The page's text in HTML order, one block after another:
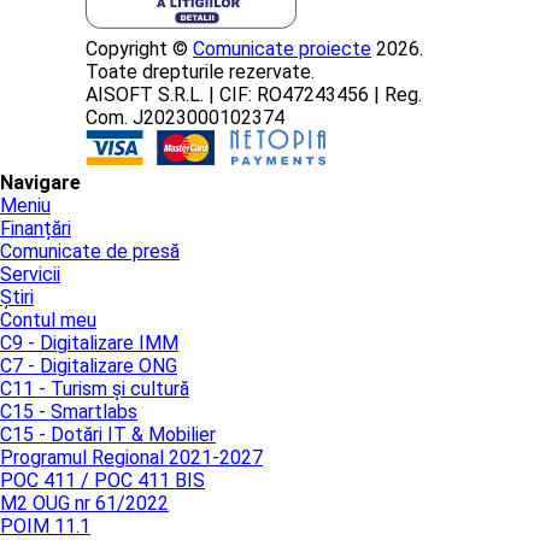
Copyright © Comunicate proiecte 2026.
Toate drepturile rezervate.
AISOFT S.R.L. | CIF: RO47243456 | Reg.
Com. J2023000102374
Navigare
Meniu
Finanțări
Comunicate de presă
Servicii
Știri
Contul meu
C9 - Digitalizare IMM
C7 - Digitalizare ONG
C11 - Turism și cultură
C15 - Smartlabs
C15 - Dotări IT & Mobilier
Programul Regional 2021-2027
POC 411 / POC 411 BIS
M2 OUG nr 61/2022
POIM 11.1